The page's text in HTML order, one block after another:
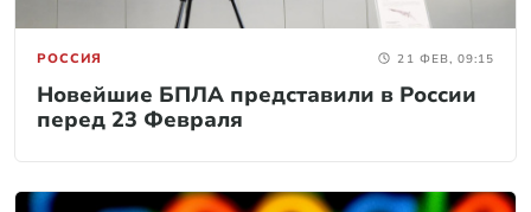
РОССИЯ 21 ФЕВ, 09:15
Новейшие БПЛА представили в России
перед 23 Февраля